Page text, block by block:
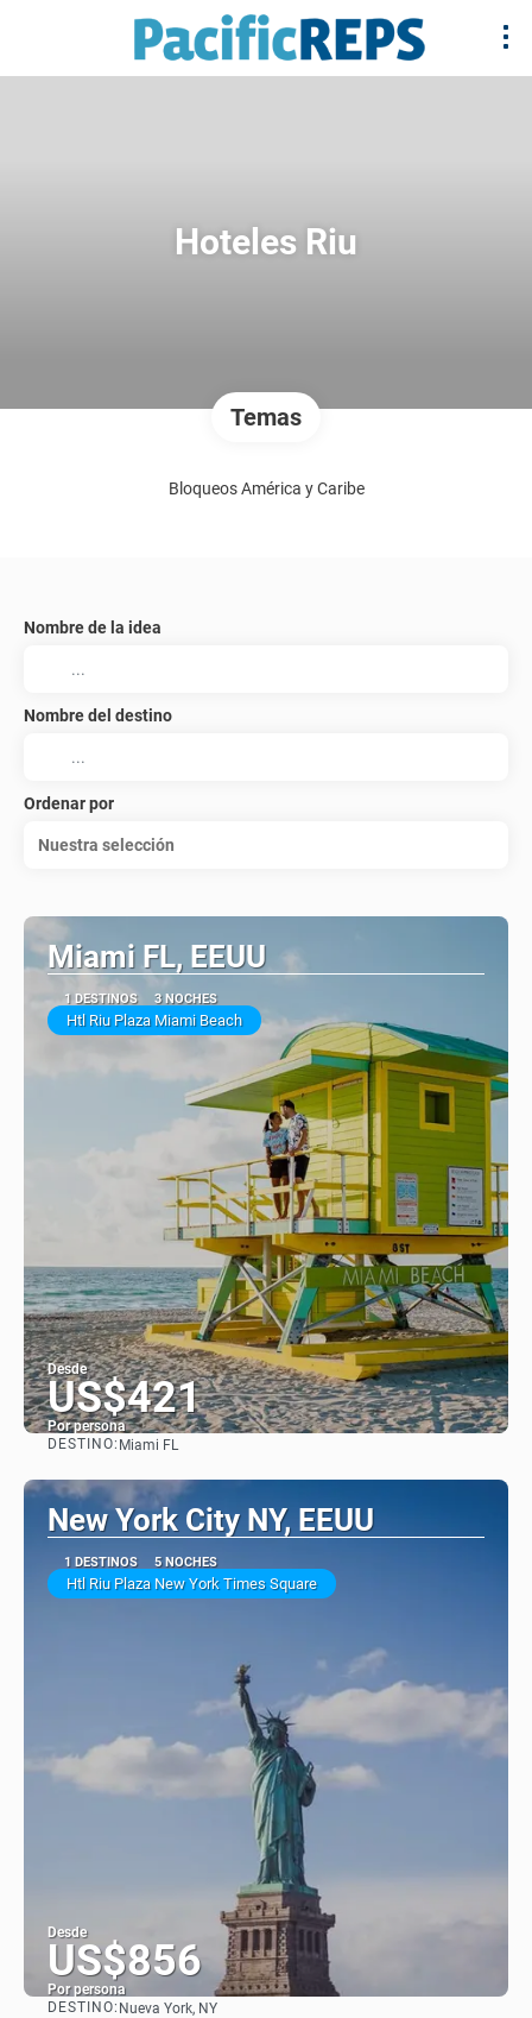
Hoteles Riu
Temas
Bloqueos América y Caribe
Nombre de la idea
Nombre del destino
Ordenar por
Nuestra selección
Miami FL, EEUU
1 DESTINOS 3 NOCHES
Htl Riu Plaza Miami Beach
Desde
US$421
Por persona
DESTINO: Miami FL
New York City NY, EEUU
1 DESTINOS 5 NOCHES
Htl Riu Plaza New York Times Square
Desde
US$856
Por persona
DESTINO: Nueva York, NY